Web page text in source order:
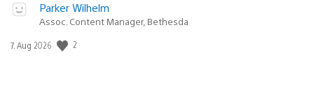
Parker Wilhelm
Assoc. Content Manager, Bethesda
Veröffentlichungsdatum:
7. Aug 2026 2